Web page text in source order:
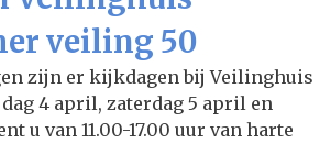
veiling 50
zijn er kijkdagen bij Veilinghuis
4 april, zaterdag 5 april en
u van 11.00-17.00 uur van harte